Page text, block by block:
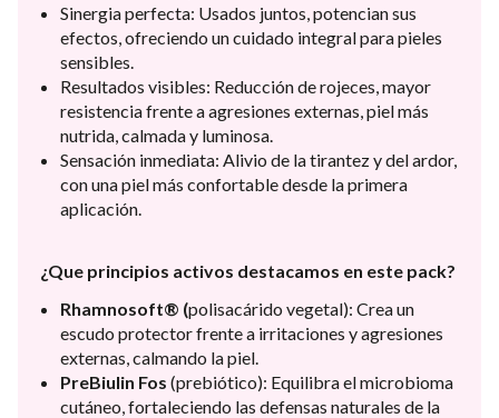
Sinergia perfecta: Usados juntos, potencian sus
efectos, ofreciendo un cuidado integral para pieles
sensibles.
Resultados visibles: Reducción de rojeces, mayor
resistencia frente a agresiones externas, piel más
nutrida, calmada y luminosa.
Sensación inmediata: Alivio de la tirantez y del ardor,
con una piel más confortable desde la primera
aplicación.
¿Que principios activos destacamos en este pack?
Rhamnosoft® (polisacárido vegetal): Crea un
escudo protector frente a irritaciones y agresiones
externas, calmando la piel.
PreBiulin Fos (prebiótico): Equilibra el microbioma
cutáneo, fortaleciendo las defensas naturales de la